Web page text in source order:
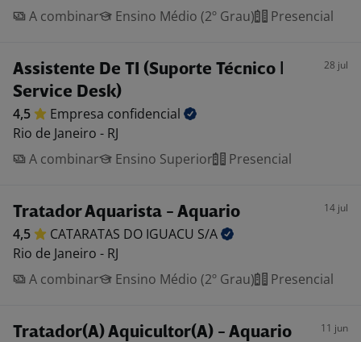
A combinar
Ensino Médio (2º Grau) Presencial
Assistente De TI (Suporte Técnico |
Service Desk)
28 jul
4,5 Empresa confidencial
Rio de Janeiro - RJ
A combinar
Ensino Superior Presencial
Tratador Aquarista - Aquario 14 jul
4,5 CATARATAS DO IGUACU S/A
Rio de Janeiro - RJ
A combinar
Ensino Médio (2º Grau) Presencial
Tratador(A) Aquicultor(A) - Aquario 11 jun